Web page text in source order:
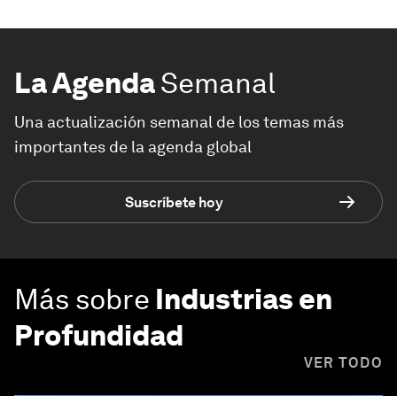
La AgendaSemanal
Una actualización semanal de los temas más
importantes de la agenda global
Suscríbete hoy
Más sobre Industrias en
Profundidad
VER TODO